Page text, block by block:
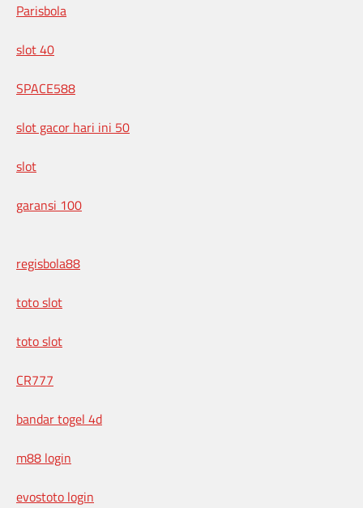
Parisbola
slot 40
SPACE588
slot gacor hari ini 50
slot
garansi 100
regisbola88
toto slot
toto slot
CR777
bandar togel 4d
m88 login
evostoto login